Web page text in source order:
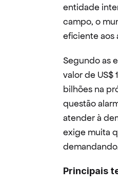
entidade
campo, o
eficiente aos
Segundo as
valor de US$
bilhões na
questão
atender à
exige muita
Principais